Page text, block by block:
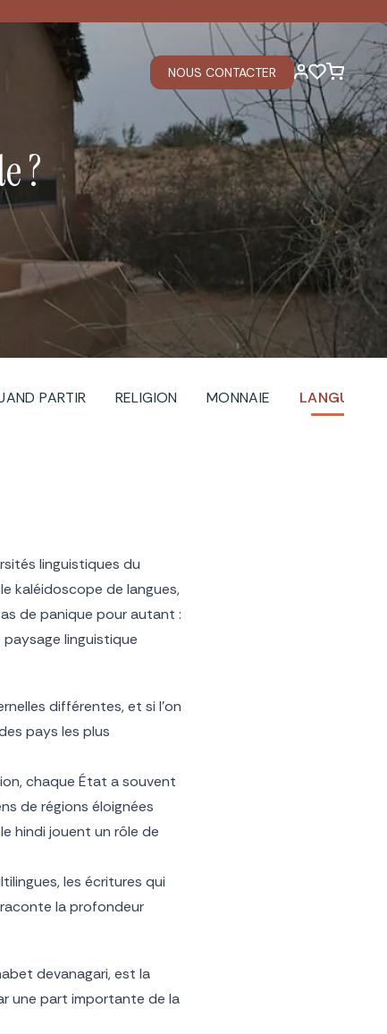
NOUS CONTACTER
?
PARTIR RELIGION MONNAIE LANGUE
linguistiques du
kaléidoscope de langues,
de panique pour autant :
linguistique
différentes, et si l’on
pays les plus
chaque État a souvent
de régions éloignées
hindi jouent un rôle de
les écritures qui
la profondeur
devanagari, est la
une part importante de la